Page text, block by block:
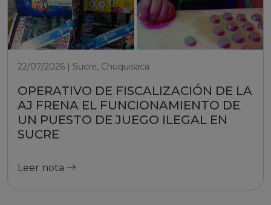
22/07/2026 | Sucre, Chuquisaca
OPERATIVO DE FISCALIZACIÓN DE LA
AJ FRENA EL FUNCIONAMIENTO DE
UN PUESTO DE JUEGO ILEGAL EN
SUCRE
Leer nota